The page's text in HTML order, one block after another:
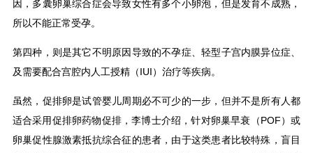
因，多囊卵巢综合症会导致女性有多个小卵泡，但是发育不成熟，
所以不能正常受孕。
第四种，则是其它不明原因导致的不孕症、轻型子宫内膜异位症、
及需要配合宫腔内人工授精（IUI）治疗等疾病。
虽然，促排卵是试管婴儿周期必不可少的一步，但并不是所有人都
适合采用促排卵药物促排，李博士介绍，针对卵巢早衰（POF）或
卵巢促性腺激素抵抗综合征的患者，由于这类患者比较特殊，盲目